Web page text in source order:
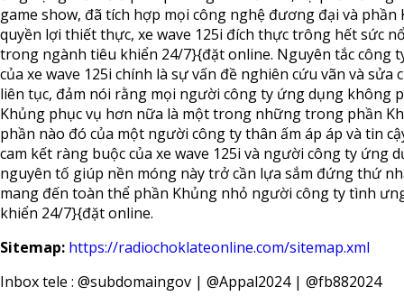
game show, đã tích hợp mọi công nghệ đương đại và phần
quyền lợi thiết thực, xe wave 125i đích thực trông hết sức
trong ngành tiêu khiển 24/7}{đặt online. Nguyên tắc công
của xe wave 125i chính là sự vấn đề nghiên cứu vãn và sửa
liên tục, đảm nói rằng mọi người công ty ứng dụng không
Khủng phục vụ hơn nữa là một trong những trong phần
phần nào đó của một người công ty thân ấm áp áp và tin
cam kết ràng buộc của xe wave 125i và người công ty ứng
nguyên tố giúp nền móng này trở cần lựa sắm đứng thứ
mang đến toàn thể phần Khủng nhỏ người công ty tình
khiển 24/7}{đặt online.
Sitemap: https://radiochoklateonline.com/sitemap.xml
Inbox tele : @subdomaingov | @Appal2024 | @fb882024